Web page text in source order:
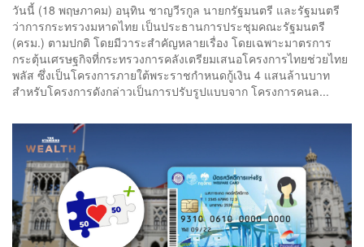
วันนี้ (18 พฤษภาคม) อนุทิน ชาญวีรกูล นายกรัฐมนตรี และรัฐมนตรี
ว่าการกระทรวงมหาดไทย เป็นประธานการประชุมคณะรัฐมนตรี
(ครม.) ตามปกติ โดยมีวาระสำคัญหลายเรื่อง โดยเฉพาะมาตรการ
กระตุ้นเศรษฐกิจที่กระทรวงการคลังเตรียมเสนอโครงการไทยช่วยไทย
พลัส ซึ่งเป็นโครงการภายใต้พระราชกำหนดกู้เงิน 4 แสนล้านบาท
สำหรับโครงการดังกล่าวเป็นการปรับรูปแบบจาก โครงการคนล...